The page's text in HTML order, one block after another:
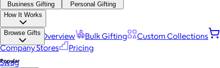
Business Gifting
Personal Gifting
How It Works
Platform Overview Bulk Gifting
Custom Collections
Company Stores
Pricing
Browse Gifts
Popular
Swag